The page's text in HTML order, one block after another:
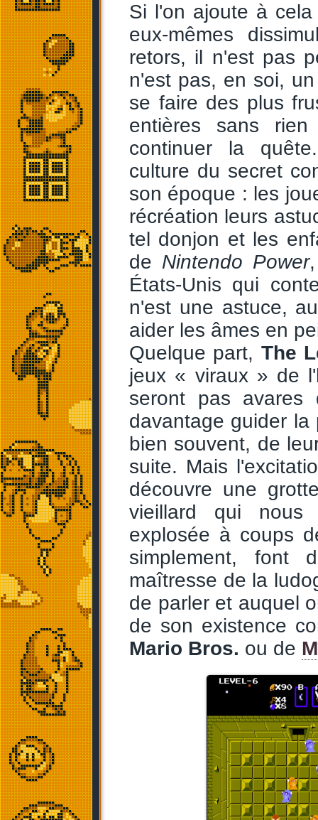
Si l'on ajoute à
eux-mêmes
retors, il n'est pas
n'est pas, en soi,
se faire des plus
entières sans
continuer la
culture du secret
son époque : les
récréation leurs
tel donjon et les
de Nintendo Power
États-Unis qui
n'est une astuce,
aider les âmes en
Quelque part, The
jeux « viraux » de
seront pas avares
davantage guider la
bien souvent, de
suite. Mais
découvre une
vieillard qui nous
explosée à coups
simplement, font
maîtresse de la
de parler et auquel
de son existence
Mario Bros. ou de